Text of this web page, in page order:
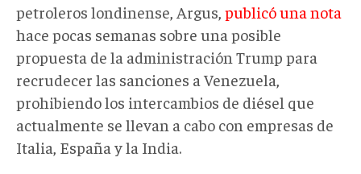
petroleros londinense, Argus, publicó una nota
hace pocas semanas sobre una posible
propuesta de la administración Trump para
recrudecer las sanciones a Venezuela,
prohibiendo los intercambios de diésel que
actualmente se llevan a cabo con empresas de
Italia, España y la India.